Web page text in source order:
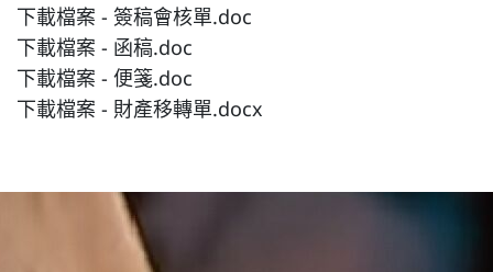
下載檔案 - 簽稿會核單.doc
下載檔案 - 函稿.doc
下載檔案 - 便箋.doc
下載檔案 - 財產移轉單.docx
雙語國小部
招生網站